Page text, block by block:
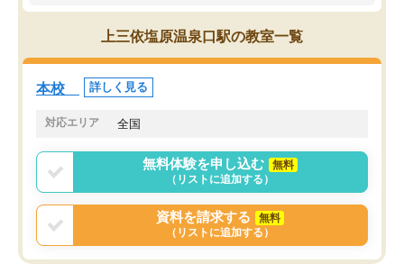
かと思った。
常に効果を実感している
になった現在も大学受験
して利用しており、自信
すめできる塾です。
上三依塩原温泉口駅の教室一覧
本校 詳しく見る
対応エリア 全国
無料体験を申し込む
無料
（リストに追加する）
資料を請求する
無料
（リストに追加する）